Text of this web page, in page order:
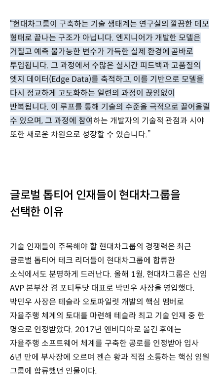
“현대차그룹이 구축하는 기술 생태계는 연구실의 깔끔한 데모
형태로 끝나는 구조가 아닙니다. 엔지니어가 개발한 모델은
거칠고 예측 불가능한 변수가 가득한 실제 환경에 곧바로
투입됩니다. 그 과정에서 수많은 실시간 피드백과 고품질의
엣지 데이터(Edge Data)를 축적하고, 이를 기반으로 모델을
다시 정교하게 고도화하는 일련의 과정이 끊임없이
반복됩니다. 이 루프를 통해 기술의 수준을 극적으로 끌어올릴
수 있으며, 그 과정에 참여하는 개발자의 기술적 관점과 시야
또한 새로운 차원으로 성장할 수 있습니다.”
글로벌 톱티어 인재들이 현대차그룹을
선택한 이유
기술 인재들이 주목해야 할 현대차그룹의 경쟁력은 최근
글로벌 톱티어 테크 리더들이 현대차그룹에 합류한
소식에서도 분명하게 드러난다. 올해 1월, 현대차그룹은 신임
AVP 본부장 겸 포티투닷 대표로 박민우 사장을 영입했다.
박민우 사장은 테슬라 오토파일럿 개발의 핵심 멤버로
자율주행 체계의 토대를 마련해 테슬라 최고 기술 인재 중 한
명으로 인정받았다. 2017년 엔비디아로 옮긴 후에는
자율주행 소프트웨어 체계를 구축한 공로를 인정받아 입사
6년 만에 부사장에 오르며 젠슨 황과 직접 소통하는 핵심 임원
그룹에 합류했던 인물이다.